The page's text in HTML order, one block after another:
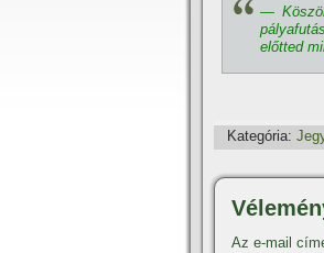
—
előtted
Kategória:
Az e-mail